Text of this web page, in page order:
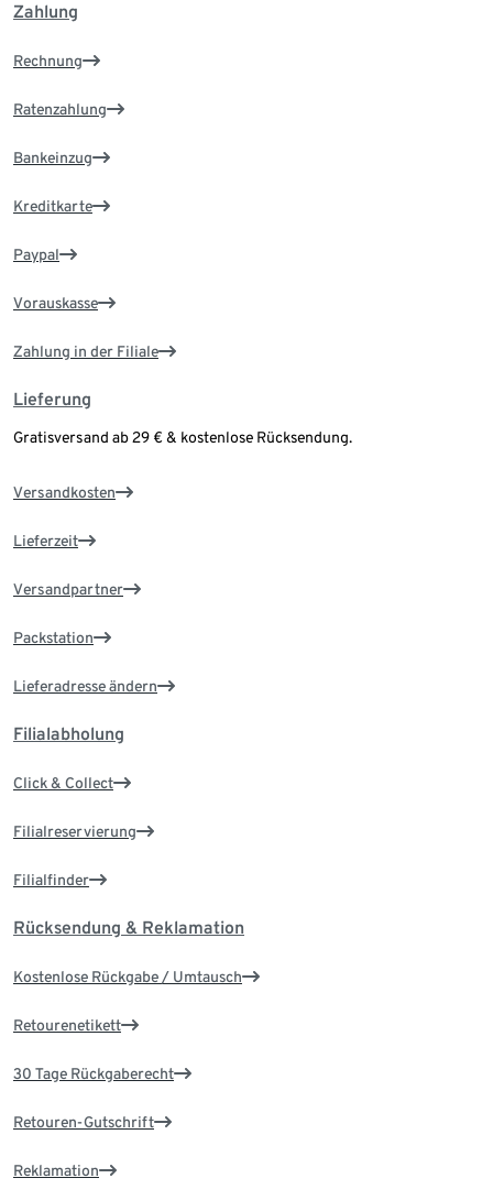
Zahlung
Rechnung
Ratenzahlung
Bankeinzug
Kreditkarte
Paypal
Vorauskasse
Zahlung in der Filiale
Lieferung
Gratisversand ab 29 € & kostenlose Rücksendung.
Versandkosten
Lieferzeit
Versandpartner
Packstation
Lieferadresse ändern
Filialabholung
Click & Collect
Filialreservierung
Filialfinder
Rücksendung & Reklamation
Kostenlose Rückgabe / Umtausch
Retourenetikett
30 Tage Rückgaberecht
Retouren-Gutschrift
Reklamation